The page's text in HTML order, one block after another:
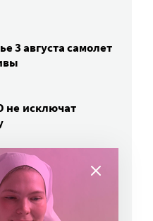
3 августа самолет
не исключат
тех, кто
близких,